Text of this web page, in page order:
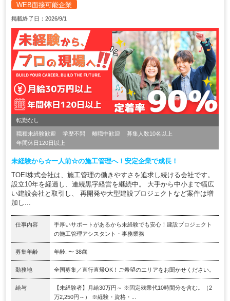
WEB面接可能企業
掲載終了日：2026/9/1
転勤なし
職種未経験歓迎 学歴不問 離職中歓迎
募集人数10名以上
年間休日120日以上
未経験から☆一人前☆の施工管理へ！安定企業で成長！
TOEI株式会社は、施工管理の働きやすさを追求し続ける会社です。
設立10年を経過し、連続黒字経営を継続中。 大手から中小まで幅広
い建設会社と取引し、 再開発や大型建設プロジェクトなど案件は増
加し...
仕事内容
手厚いサポートがあるから未経験でも安心！建設プロジェクト
の施工管理アシスタント・事務業務
募集年齢 年齢: 〜 38歳
勤務地 全国募集／直行直帰OK！ご希望のエリアをお聞かせください。
給与
【未経験者】月給30万円～ ※固定残業代10時間分を含む。（2
万2,250円～） ※経験・資格・...